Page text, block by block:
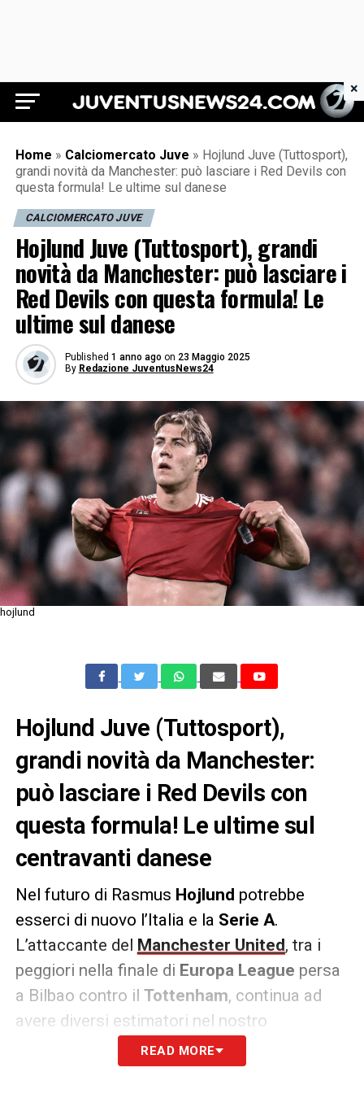
Juventus News 24
Home » Calciomercato Juve » Hojlund Juve (Tuttosport),
grandi novità da Manchester: può lasciare i Red Devils con
questa formula! Le ultime sul danese
CALCIOMERCATO JUVE
Hojlund Juve (Tuttosport), grandi
novità da Manchester: può lasciare i
Red Devils con questa formula! Le
ultime sul danese
Published 1 anno ago on 23 Maggio 2025
By Redazione JuventusNews24
hojlund
Hojlund Juve (Tuttosport),
grandi novità da Manchester:
può lasciare i Red Devils con
questa formula! Le ultime sul
centravanti danese
Nel futuro di Rasmus Hojlund potrebbe
esserci di nuovo l’Italia e la Serie A.
L’attaccante del Manchester United, tra i
peggiori nella finale di Europa League persa
a Bilbao contro il Tottenham, continua ad
avere diversi estimatori nel nostro
READ MORE
×